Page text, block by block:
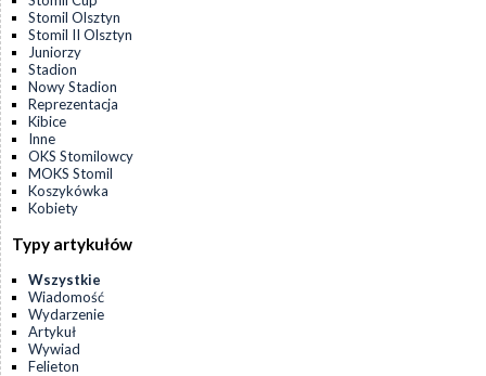
Stomil Olsztyn
Stomil II Olsztyn
Juniorzy
Stadion
Nowy Stadion
Reprezentacja
Kibice
Inne
OKS Stomilowcy
MOKS Stomil
Koszykówka
Kobiety
Typy artykułów
Wszystkie
Wiadomość
Wydarzenie
Artykuł
Wywiad
Felieton